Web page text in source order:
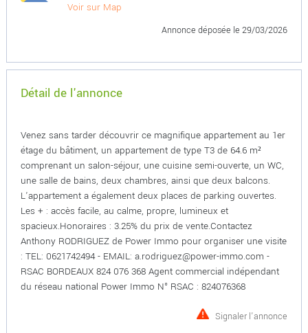
Voir sur Map
Annonce déposée le 29/03/2026
Détail de l'annonce
Venez sans tarder découvrir ce magnifique appartement au 1er
étage du bâtiment, un appartement de type T3 de 64.6 m²
comprenant un salon-séjour, une cuisine semi-ouverte, un WC,
une salle de bains, deux chambres, ainsi que deux balcons.
L'appartement a également deux places de parking ouvertes.
Les + : accès facile, au calme, propre, lumineux et
spacieux.Honoraires : 3.25% du prix de vente.Contactez
Anthony RODRIGUEZ de Power Immo pour organiser une visite
: TEL: 0621742494 - EMAIL: a.rodriguez@power-immo.com -
RSAC BORDEAUX 824 076 368 Agent commercial indépendant
du réseau national Power Immo N° RSAC : 824076368
Signaler l'annonce